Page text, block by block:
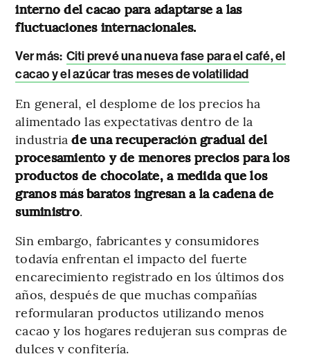
interno del cacao para adaptarse a las
fluctuaciones internacionales.
Ver más: Citi prevé una nueva fase para el café, el
cacao y el azúcar tras meses de volatilidad
En general, el desplome de los precios ha
alimentado las expectativas dentro de la
industriade una recuperación gradual del
procesamiento y de menores precios para los
productos de chocolate, a medida que los
granos más baratos ingresan a la cadena de
suministro.
Sin embargo, fabricantes y consumidores
todavía enfrentan el impacto del fuerte
encarecimiento registrado en los últimos dos
años, después de que muchas compañías
reformularan productos utilizando menos
cacao y los hogares redujeran sus compras de
dulces y confitería.